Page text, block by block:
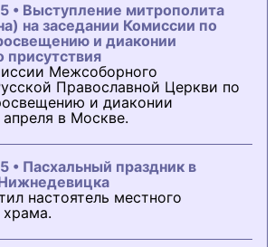
• Выступление митрополита
на заседании Комиссии по
и диаконии
Межсоборного
Православной Церкви по
и диаконии
в Москве.
• Пасхальный праздник в
настоятель местного
храма.